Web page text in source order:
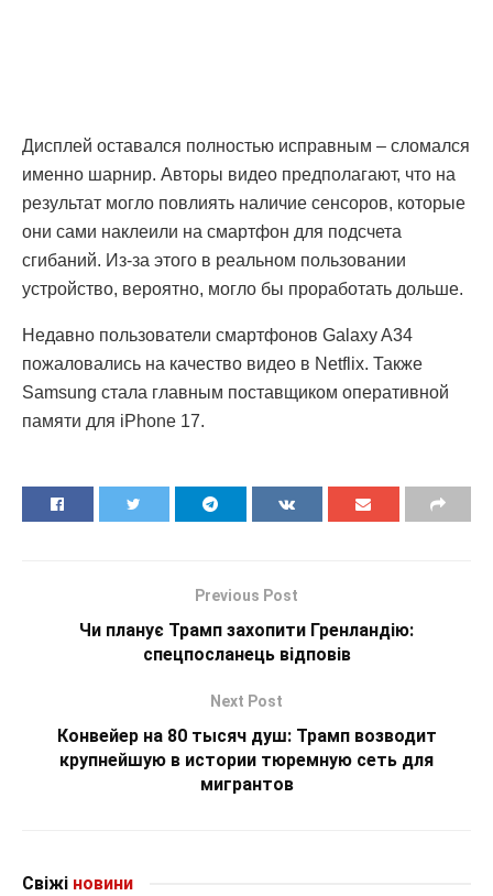
Дисплей оставался полностью исправным – сломался
именно шарнир. Авторы видео предполагают, что на
результат могло повлиять наличие сенсоров, которые
они сами наклеили на смартфон для подсчета
сгибаний. Из-за этого в реальном пользовании
устройство, вероятно, могло бы проработать дольше.
Недавно пользователи смартфонов Galaxy A34
пожаловались на качество видео в Netflix. Также
Samsung стала главным поставщиком оперативной
памяти для iPhone 17.
Previous Post
Чи планує Трамп захопити Гренландію:
спецпосланець відповів
Next Post
Конвейер на 80 тысяч душ: Трамп возводит
крупнейшую в истории тюремную сеть для
мигрантов
Свіжі новини